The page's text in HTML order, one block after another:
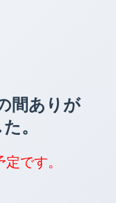
間ありが
。
です。